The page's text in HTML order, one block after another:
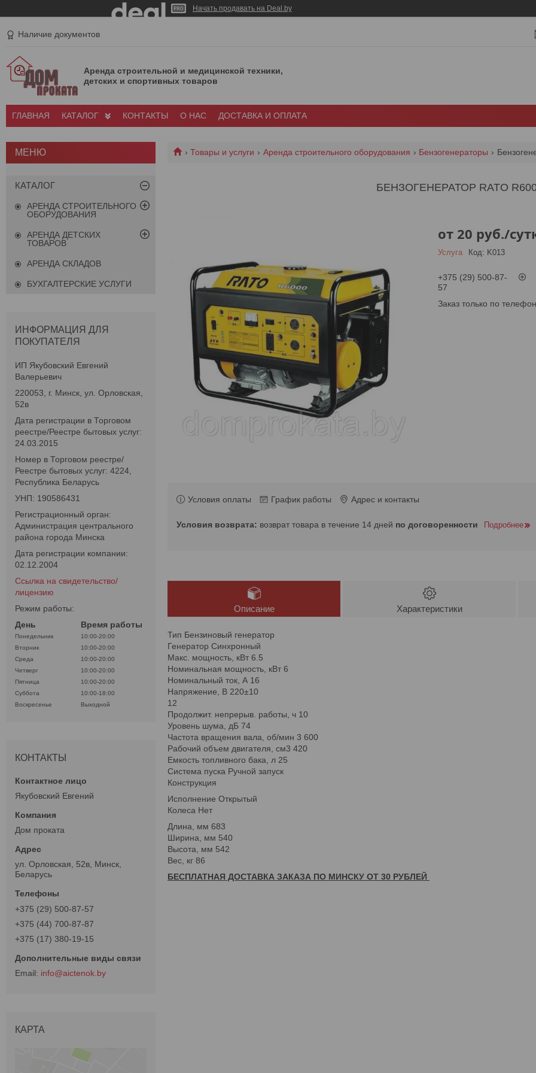
Начать продавать на Deal.by
Наличие документов
Аренда строительной и медицинской техники,
детских и спортивных товаров
ГЛАВНАЯ КАТАЛОГ КОНТАКТЫ О НАС ДОСТАВКА И ОПЛАТА
Товары и услуги Аренда строительного оборудования Бензогенераторы
БЕНЗОГЕНЕРАТОР RATO
от 20 руб./
Услуга Код: K013
+375 (29) 500-87-
57
Заказ только по
Условия оплаты График работы Адрес и контакты
возврат товара в течение 14 дней по договоренности Подробнее
Описание Характеристики
Тип Бензиновый генератор
Генератор Синхронный
Макс. мощность, кВт 6.5
Номинальная мощность, кВт 6
Номинальный ток, А 16
Напряжение, В 220±10
12
Продолжит. непрерыв. работы, ч 10
Уровень шума, дБ 74
Частота вращения вала, об/мин 3 600
Рабочий объем двигателя, cм3 420
Емкость топливного бака, л 25
Система пуска Ручной запуск
Конструкция
Исполнение Открытый
Колеса Нет
Длина, мм 683
Ширина, мм 540
Высота, мм 542
Вес, кг 86
БЕСПЛАТНАЯ ДОСТАВКА ЗАКАЗА ПО МИНСКУ ОТ 30 РУБЛЕЙ
КАТАЛОГ
АРЕНДА СТРОИТЕЛЬНОГО
ОБОРУДОВАНИЯ
АРЕНДА ДЕТСКИХ
ТОВАРОВ
АРЕНДА СКЛАДОВ
БУХГАЛТЕРСКИЕ УСЛУГИ
ИНФОРМАЦИЯ ДЛЯ
ПОКУПАТЕЛЯ
ИП Якубовский Евгений
Валерьевич
220053, г. Минск, ул. Орловская,
52в
Дата регистрации в Торговом
реестре/Реестре бытовых услуг:
24.03.2015
Номер в Торговом реестре/
Реестре бытовых услуг: 4224,
Республика Беларусь
УНП: 190586431
Регистрационный орган:
Администрация центрального
района города Минска
Дата регистрации компании:
02.12.2004
Ссылка на свидетельство/
лицензию
Режим работы:
День
Время работы
Понедельник
10:00-20:00
Вторник
10:00-20:00
Среда
10:00-20:00
Четверг
10:00-20:00
Пятница
10:00-20:00
Суббота
10:00-18:00
Воскресенье
Выходной
КОНТАКТЫ
Якубовский Евгений
Дом проката
ул. Орловская, 52в, Минск,
Беларусь
+375 (29) 500-87-57
+375 (44) 700-87-87
+375 (17) 380-19-15
info@aictenok.by
КАРТА